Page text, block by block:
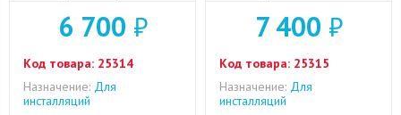
6 700 ₽
Код товара: 25314
Назначение: Для
инсталляций
7 400 ₽
Код товара: 25315
Назначение: Для
инсталляций